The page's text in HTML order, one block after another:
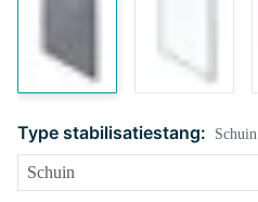
Type stabilisatiestang: Schuin